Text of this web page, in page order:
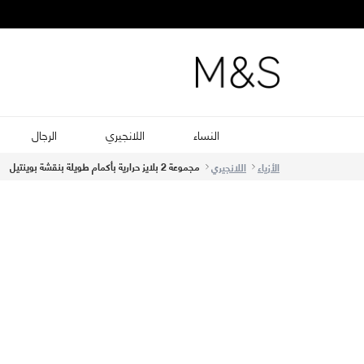
النساء اللانجيري الرجال
الأزياء اللانجيري مجموعة 2 بلايز حرارية بأكمام طويلة بنقشة بوينتيل